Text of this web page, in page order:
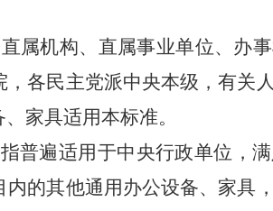
属机构、 直属事业单位、办
，各民主党派中央本级，有关
家具适用本标准。
普遍适用于中央行政单位，
的其他通用办公设备、家具